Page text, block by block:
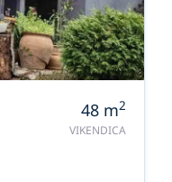
48 m2
VIKENDICA